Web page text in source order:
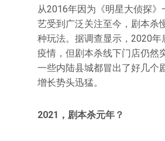
从2016年因为《明星大侦探》
艺受到广泛关注至今，剧本杀
种玩法。据调查显示，2020年
疫情，但剧本杀线下门店仍然
一些内陆县城都冒出了好几个
增长势头迅猛。
2021，剧本杀元年？